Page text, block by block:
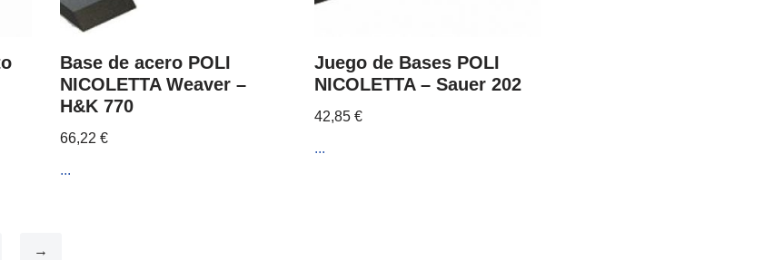
Base de acero POLI
NICOLETTA Weaver –
H&K 770
66,22 €
...
Juego de Bases POLI
NICOLETTA – Sauer 202
42,85 €
...
→